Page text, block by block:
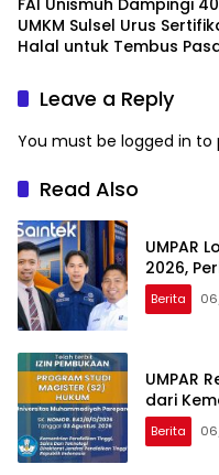
FAI Unismuh Dampingi 40
UMKM Sulsel Urus
Halal untuk Tembus
Leave a Reply
You must be logged in to
Read Also
UMPAR
2026,
Berita
UMPAR
dari
Berita